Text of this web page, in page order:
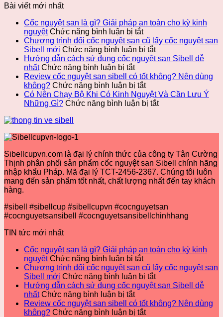
Bài viết mới nhất
Cốc nguyệt san là gì? Giải pháp an toàn cho kỳ kinh
nguyệt Chức năng bình luận bị tắtở
Cốc
nguyệt
san
gì?
Giải
pháp
an
Chương trình đổi cốc nguyệt san cũ lấy cốc nguyệt san
Sibell mới Chức năng bình luận bị tắtở
Chương
đổi
nguyệt
san
Sibell
mới
Hướng dẫn cách sử dụng cốc nguyệt san Sibell dễ
nhất Chức năng bình luận bị tắtở
Hướng
dẫn
cách
sử
dễ
nhất
Review cốc nguyệt san sibell có tốt không? Nên dùng
không? Chức năng bình luận bị tắtở
Review
cốc
không?
Nên
dùng
không?
Có Nên Chạy Bộ Khi Có Kinh Nguyệt Và Cần Lưu Ý
Những Gì? Chức năng bình luận bị tắtở
Có
Kinh
Nguyệt
Và
Ý
Những
Sibellcupvn.com là đại lý chính thức của công ty Tân Cường
Thịnh phân phối sản phẩm cốc nguyệt san Sibell chính hãng
nhập khẩu Pháp. Mã đại lý TCT-2456-2367. Chúng tôi luôn
mang đến sản phẩm tốt nhất, chất lượng nhất đến tay khách
hàng.
#sibell #sibellcup #sibellcupvn #cocnguyetsan
#cocnguyetsansibell #cocnguyetsansibellchinhhang
TIN tức mới nhất
Cốc nguyệt san là gì? Giải pháp an toàn cho kỳ kinh
nguyệt Chức năng bình luận bị tắtở
Cốc
nguyệt
san
gì?
Giải
Chương trình đổi cốc nguyệt san cũ lấy cốc nguyệt san
Sibell mới Chức năng bình luận bị tắtở
Chương
đổi
Hướng dẫn cách sử dụng cốc nguyệt san Sibell dễ
nhất Chức năng bình luận bị tắtở
Hướng
dẫn
Review cốc nguyệt san sibell có tốt không? Nên dùng
không? Chức năng bình luận bị tắtở